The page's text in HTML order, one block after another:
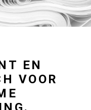
EN
VOOR